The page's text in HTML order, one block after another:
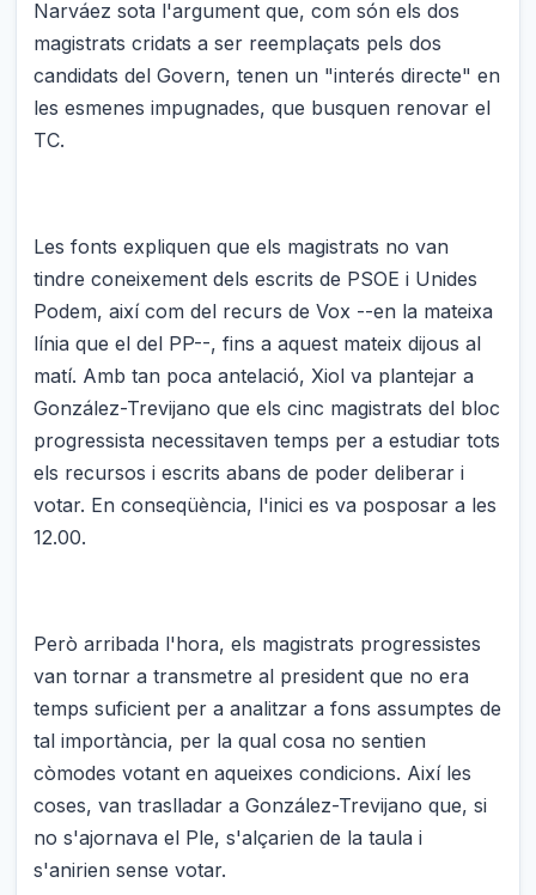
Narváez sota l'argument que, com són els dos
magistrats cridats a ser reemplaçats pels dos
candidats del Govern, tenen un "interés directe" en
les esmenes impugnades, que busquen renovar el
TC.
Les fonts expliquen que els magistrats no van
tindre coneixement dels escrits de PSOE i Unides
Podem, així com del recurs de Vox --en la mateixa
línia que el del PP--, fins a aquest mateix dijous al
matí. Amb tan poca antelació, Xiol va plantejar a
González-Trevijano que els cinc magistrats del bloc
progressista necessitaven temps per a estudiar tots
els recursos i escrits abans de poder deliberar i
votar. En conseqüència, l'inici es va posposar a les
12.00.
Però arribada l'hora, els magistrats progressistes
van tornar a transmetre al president que no era
temps suficient per a analitzar a fons assumptes de
tal importància, per la qual cosa no sentien
còmodes votant en aqueixes condicions. Així les
coses, van traslladar a González-Trevijano que, si
no s'ajornava el Ple, s'alçarien de la taula i
s'anirien sense votar.